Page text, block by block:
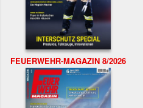
FEUERWEHR-MAGAZIN 8/2026